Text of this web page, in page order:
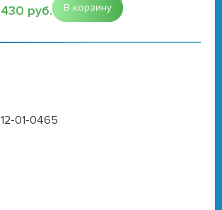
430 руб. В корзину
12-01-0465